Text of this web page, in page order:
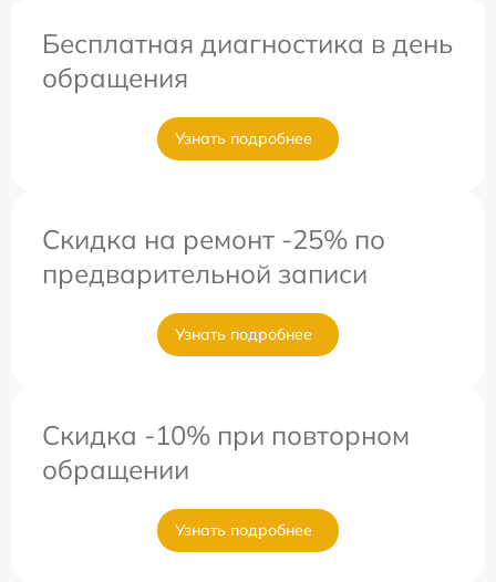
Бесплатная диагностика в день
обращения
Узнать подробнее
Скидка на ремонт -25% по
предварительной записи
Узнать подробнее
Скидка -10% при повторном
обращении
Узнать подробнее